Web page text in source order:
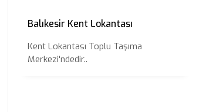
Balıkesir Kent Lokantası
Kent Lokantası Toplu Taşıma
Merkezi'ndedir..